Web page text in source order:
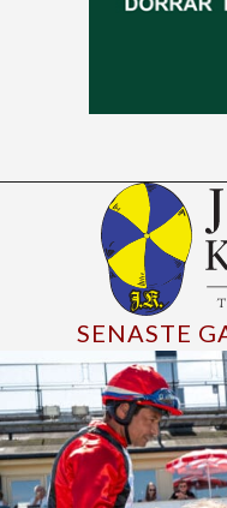
SENASTE